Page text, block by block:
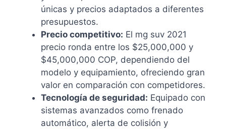
únicas y precios adaptados a diferentes
presupuestos.
Precio competitivo: El mg suv 2021
precio ronda entre los $25,000,000 y
$45,000,000 COP, dependiendo del
modelo y equipamiento, ofreciendo gran
valor en comparación con competidores.
Tecnología de seguridad: Equipado con
sistemas avanzados como frenado
automático, alerta de colisión y